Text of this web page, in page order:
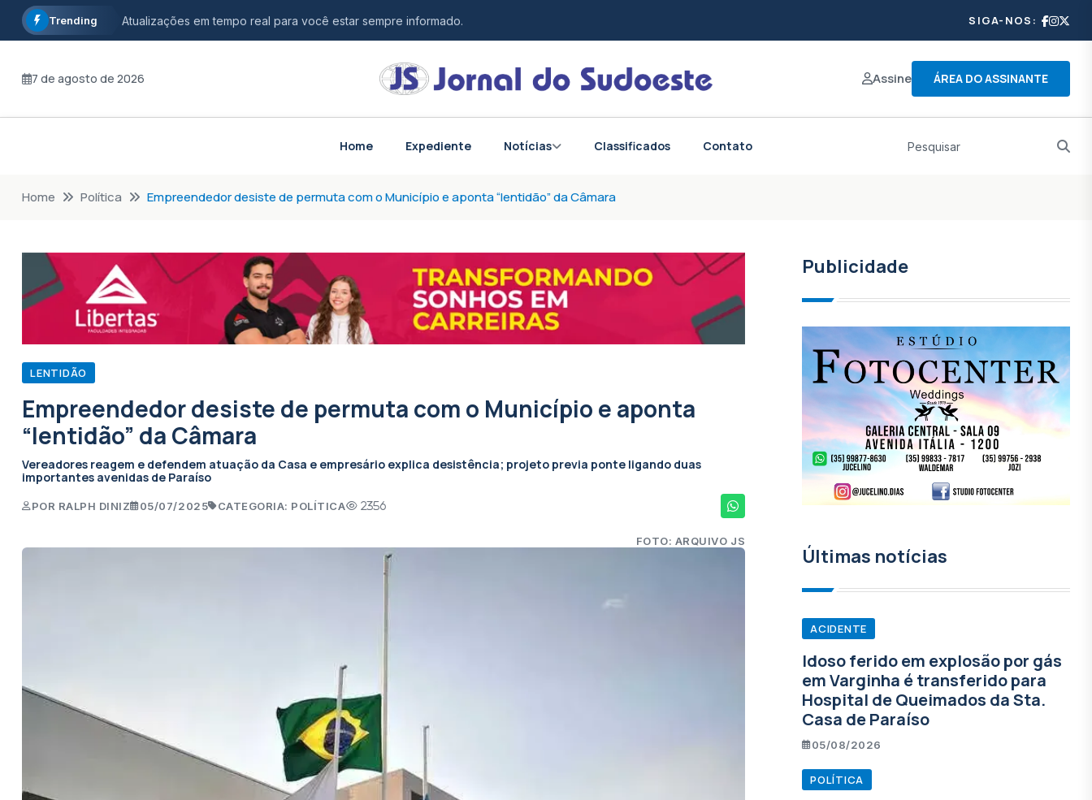
Trending Atualizações em tempo real para você estar sempre informado.
Fique por dentro dos principais acontecimentos do Brasil e do mundo.
SIGA-NOS:
7 de agosto de 2026 Assine ÁREA DO ASSINANTE
Home Expediente Notícias Classificados Contato
Home Política Empreendedor desiste de permuta com o Município e aponta “lentidão” da Câmara
LENTIDÃO
Empreendedor desiste de permuta com o Município e aponta
“lentidão” da Câmara
Vereadores reagem e defendem atuação da Casa e empresário explica desistência; projeto previa ponte ligando duas
importantes avenidas de Paraíso
POR RALPH DINIZ 05/07/2025 CATEGORIA: POLÍTICA 2356
FOTO: ARQUIVO JS
Publicidade
Últimas notícias
ACIDENTE
Idoso ferido em explosão por gás
em Varginha é transferido para
Hospital de Queimados da Sta.
Casa de Paraíso
05/08/2026
POLÍTICA